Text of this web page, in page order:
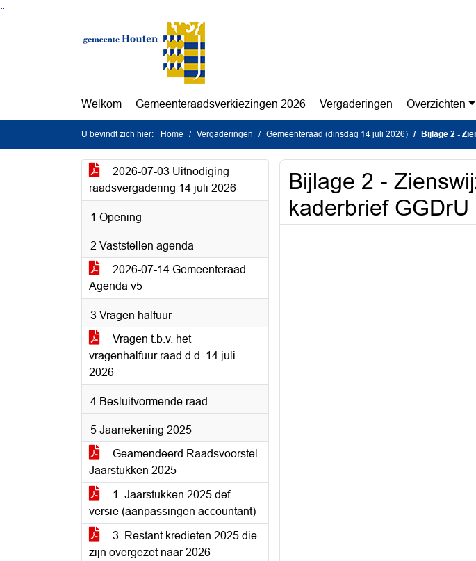
Welkom Gemeenteraadsverkiezingen 2026 Vergaderingen Overzichten
U bevindt zich hier: Home Vergaderingen Gemeenteraad (dinsdag 14 juli 2026) Bijlage 2 -
2026-07-03 Uitnodiging
raadsvergadering 14 juli 2026
1 Opening
2 Vaststellen agenda
2026-07-14 Gemeenteraad
Agenda v5
3 Vragen halfuur
Vragen t.b.v. het
vragenhalfuur raad d.d. 14 juli
2026
4 Besluitvormende raad
5 Jaarrekening 2025
Geamendeerd Raadsvoorstel
Jaarstukken 2025
1. Jaarstukken 2025 def
versie (aanpassingen accountant)
3. Restant kredieten 2025 die
zijn overgezet naar 2026
Bijlage 2 -
kaderbrief GGDrU